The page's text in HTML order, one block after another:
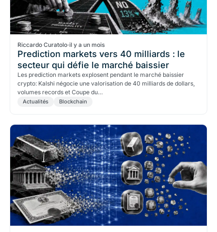
Riccardo Curatolo·il y a un mois
Prediction markets vers 40 milliards : le
secteur qui défie le marché baissier
Les prediction markets explosent pendant le marché baissier
crypto: Kalshi négocie une valorisation de 40 milliards de dollars,
volumes records et Coupe du…
Actualités Blockchain